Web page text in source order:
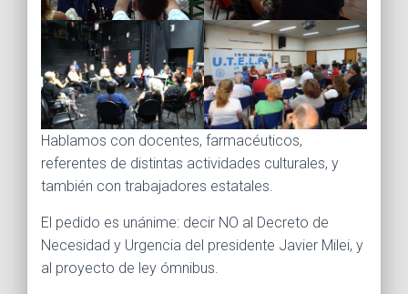
Hablamos con docentes, farmacéuticos,
referentes de distintas actividades culturales, y
también con trabajadores estatales.
El pedido es unánime: decir NO al Decreto de
Necesidad y Urgencia del presidente Javier Milei, y
al proyecto de ley ómnibus.